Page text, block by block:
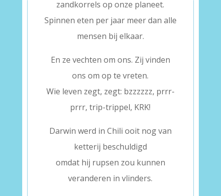
zandkorrels op onze planeet.
Spinnen eten per jaar meer dan alle
mensen bij elkaar.
En ze vechten om ons. Zij vinden
ons om op te vreten.
Wie leven zegt, zegt: bzzzzzz, prrr-
prrr, trip-trippel, KRK!
Darwin werd in Chili ooit nog van
ketterij beschuldigd
omdat hij rupsen zou kunnen
veranderen in vlinders.